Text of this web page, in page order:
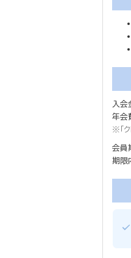
入会
年会
※「
会員
期限